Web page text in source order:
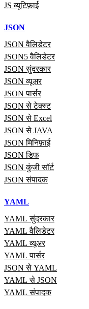
JS ब्यूटिफ़ाई
JSON
JSON वैलिडेटर
JSON5 वैलिडेटर
JSON सुंदरकार
JSON व्यूअर
JSON पार्सर
JSON से टेक्स्ट
JSON से Excel
JSON से JAVA
JSON मिनिफ़ाई
JSON डिफ
JSON कुंजी सॉर्ट
JSON संपादक
YAML
YAML सुंदरकार
YAML वैलिडेटर
YAML व्यूअर
YAML पार्सर
JSON से YAML
YAML से JSON
YAML संपादक